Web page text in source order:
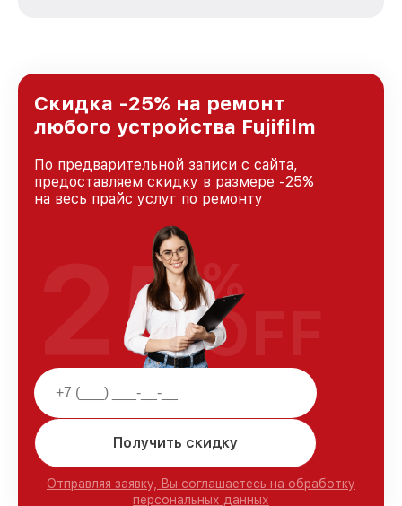
Санкт-Петербурге, постоянно повышая
уровень доверия и лояльности наших
клиентов.
Скидка -25% на ремонт
любого устройства Fujifilm
По предварительной записи с сайта,
предоставляем скидку в размере -25%
на весь прайс услуг по ремонту
Получить скидку
Отправляя заявку, Вы соглашаетесь на обработку
персональных данных
25%
OFF